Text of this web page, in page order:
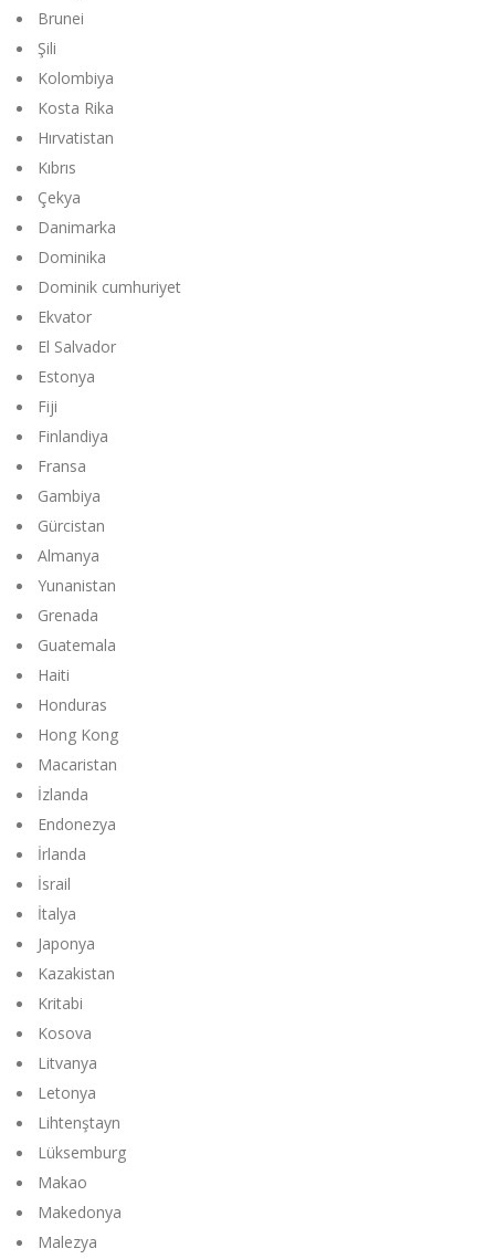
Brunei
Şili
Kolombiya
Kosta Rika
Hırvatistan
Kıbrıs
Çekya
Danimarka
Dominika
Dominik cumhuriyet
Ekvator
El Salvador
Estonya
Fiji
Finlandiya
Fransa
Gambiya
Gürcistan
Almanya
Yunanistan
Grenada
Guatemala
Haiti
Honduras
Hong Kong
Macaristan
İzlanda
Endonezya
İrlanda
İsrail
İtalya
Japonya
Kazakistan
Kritabi
Kosova
Litvanya
Letonya
Lihtenştayn
Lüksemburg
Makao
Makedonya
Malezya